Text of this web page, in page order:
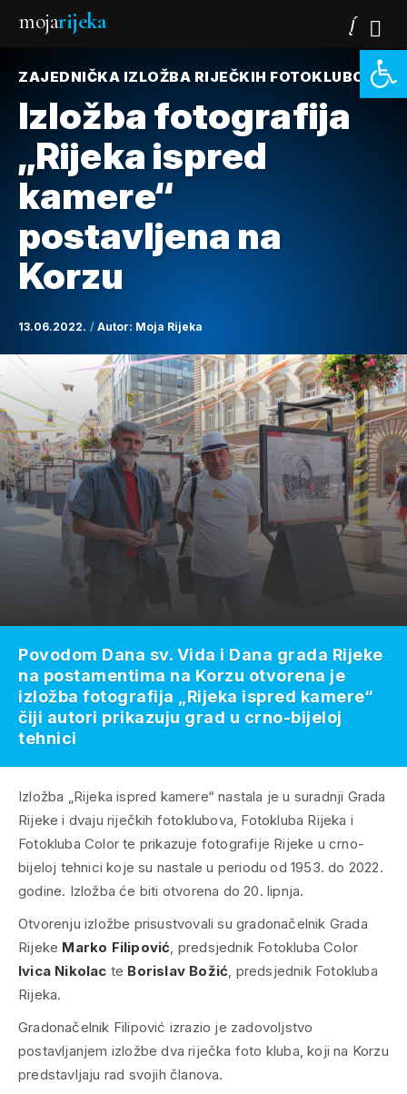
mojarijeka
ZAJEDNIČKA IZLOŽBA RIJEČKIH FOTOKLUBOVA
Izložba fotografija
„Rijeka ispred
kamere“
postavljena na
Korzu
13.06.2022. Autor: Moja Rijeka
Izložba „Rijeka ispred kamere“ nastala je u suradnji Grada
Rijeke i dvaju riječkih fotoklubova, Fotokluba Rijeka i
Fotokluba Color te prikazuje fotografije Rijeke u crno-
bijeloj tehnici koje su nastale u periodu od 1953. do 2022.
godine. Izložba će biti otvorena do 20. lipnja.
Otvorenju izložbe prisustvovali su gradonačelnik Grada
Rijeke Marko Filipović , predsjednik Fotokluba Color
Ivica Nikolac te Borislav Božić , predsjednik Fotokluba
Rijeka.
Gradonačelnik Filipović izrazio je zadovoljstvo
postavljanjem izložbe dva riječka foto kluba, koji na Korzu
predstavljaju rad svojih članova.
Povodom Dana sv. Vida i Dana grada Rijeke
na postamentima na Korzu otvorena je
izložba fotografija „Rijeka ispred kamere“
čiji autori prikazuju grad u crno-bijeloj
tehnici